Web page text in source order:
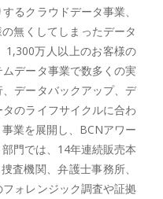
るクラウドデータ事業、
無くしてしまったデータ
1,300万人以上のお客様の
データ事業で数多くの実
データバックアップ、デ
のライフサイクルに合わ
業を展開し、BCNアワー
門では、14年連続販売本
査機関、弁護士事務所、
ォレンジック調査や証拠